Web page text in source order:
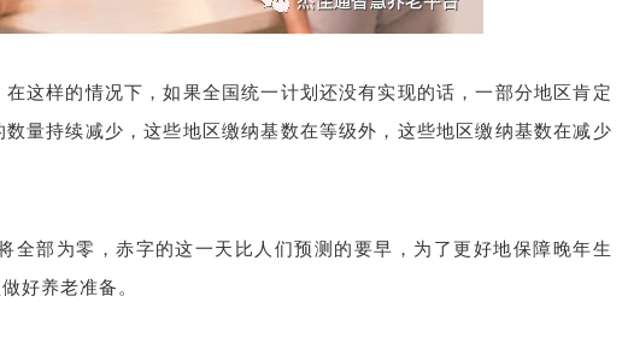
这样的情况下，如果全国统一计划还没有实现的话，一部分地区肯定
量持续减少，这些地区缴纳基数在等级外，这些地区缴纳基数在减少
全部为零，赤字的这一天比人们预测的要早，为了更好地保障晚年生
好养老准备。